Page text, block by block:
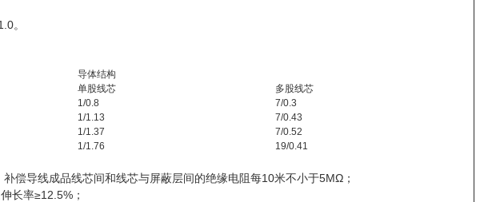
。
导体结构
单股线芯
多股线芯
1/0.8
7/0.3
1/1.13
7/0.43
1/1.37
7/0.52
1/1.76 19/0.41
偿导线成品线芯间和线芯与屏蔽层间的绝缘电阻每10米不小于5MΩ；
长率≥12.5%；